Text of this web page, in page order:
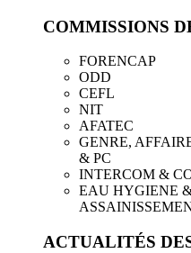
COMMISSIONS
FORENCAP
ODD
CEFL
NIT
AFATEC
GENRE,
& PC
INTERCOM &
EAU HYGIENE
ACTUALITÉS